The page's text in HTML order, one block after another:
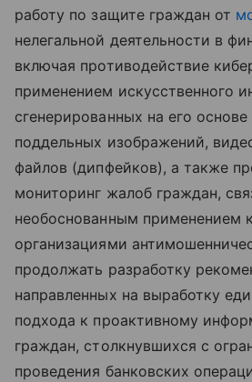
работу по защите граждан от
нелегальной деятельности в
включая противодействие
применением искусственного
сгенерированных на его
поддельных изображений,
файлов (дипфейков), а также
мониторинг жалоб граждан,
необоснованным применением
организациями
продолжать разработку
направленных на выработку
подхода к проактивному
граждан, столкнувшихся с
проведения банковских